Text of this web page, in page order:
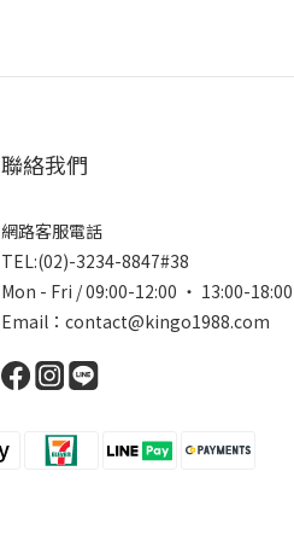
聯絡我們
網路客服電話
TEL:(02)-3234-8847#38
Mon - Fri / 09:00-12:00 ‧ 13:00-
Email：contact@kingo1988.com